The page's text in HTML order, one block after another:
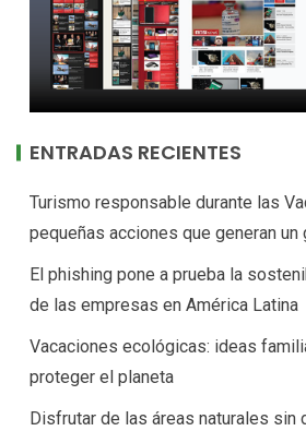
ENTRADAS RECIENTES
Turismo responsable durante las
pequeñas acciones que generan un
El phishing pone a prueba la
de las empresas en América Latina
Vacaciones ecológicas: ideas
proteger el planeta
Disfrutar de las áreas naturales sin